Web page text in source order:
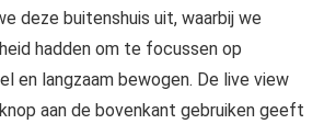
deze buitenshuis uit, waarbij we
hadden om te focussen op
en langzaam bewogen. De live view
aan de bovenkant gebruiken geeft